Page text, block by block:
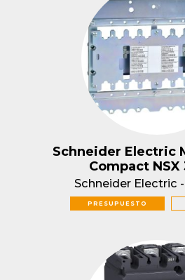
Schneider Electric
Compact NSX
Schneider Electric -
PRESUPUESTO